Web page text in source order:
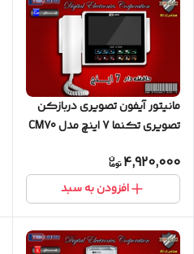
مانیتور آیفون تصویری دربازکن
تصویری تکنما 7 اینچ مدل CM70
4,920,000
افزودن به سبد